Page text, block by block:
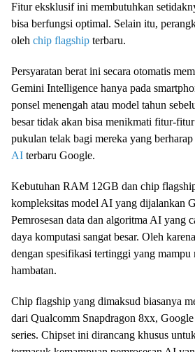
Fitur eksklusif ini membutuhkan
bisa berfungsi optimal. Selain itu,
oleh chip flagship terbaru.
Persyaratan berat ini secara otomatis
Gemini Intelligence hanya pada
ponsel menengah atau model tahun
besar tidak akan bisa menikmati fitur-
pukulan telak bagi mereka yang berharap
AI terbaru Google.
Kebutuhan RAM 12GB dan chip
kompleksitas model AI yang dijalankan
Pemrosesan data dan algoritma AI yang
daya komputasi sangat besar. Oleh
dengan spesifikasi tertinggi yang mampu
hambatan.
Chip flagship yang dimaksud biasanya
dari Qualcomm Snapdragon 8xx,
series. Chipset ini dirancang khusus